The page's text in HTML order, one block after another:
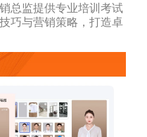
总监提供专业培训考试
巧与营销策略，打造卓